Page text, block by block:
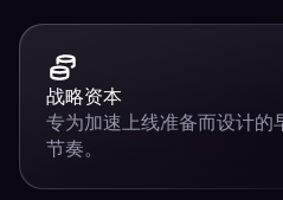
战略资本
专为加速上线准备而设计的
节奏。